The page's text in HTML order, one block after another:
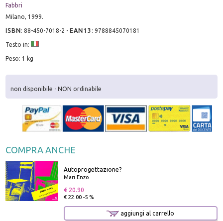
Fabbri
Milano, 1999.
ISBN:88-450-7018-2 - EAN13 :9788845070181
Testo in:
Peso: 1 kg
non disponibile - NON ordinabile
COMPRA ANCHE
Autoprogettazione?
Mari Enzo
€ 20.90
€ 22.00 -5 %
aggiungi al carrello